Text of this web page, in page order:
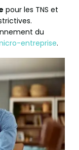
pour les TNS et
du
entreprise.